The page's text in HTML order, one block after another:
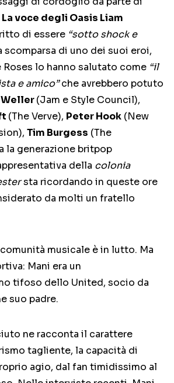
La voce degli Oasis Liam
di essere “sotto shock e
scomparsa di uno dei suoi eroi,
lo hanno salutato come “il
e amico”che avrebbero potuto
Weller(Jam e Style Council),
(The Verve), Peter Hook (New
Tim Burgess (The
la generazione britpop
della colonia
sta ricordando in queste ore
da molti un fratello
musicale è in lutto. Ma
Mani era un
tifoso dello United, socio da
suo padre.
ne racconta il carattere
tagliente, la capacità di
agio, dal fan timidissimo al